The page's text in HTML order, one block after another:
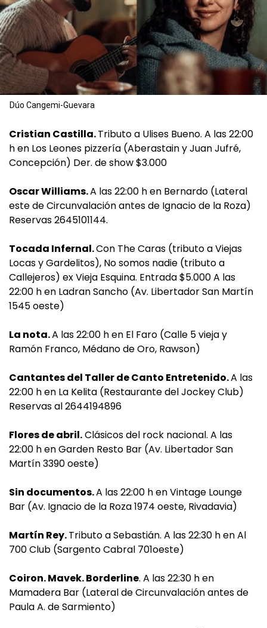
Dúo Cangemi-Guevara
Cristian Castilla.Tributo a Ulises Bueno. A las 22:00
h en Los Leones pizzería (Aberastain y Juan Jufré,
Concepción) Der. de show $3.000
Oscar Williams.A las 22:00 h en Bernardo (Lateral
este de Circunvalación antes de Ignacio de la Roza)
Reservas 2645101144.
Tocada Infernal.Con The Caras (tributo a Viejas
Locas y Gardelitos), No somos nadie (tributo a
Callejeros) ex Vieja Esquina. Entrada $5.000 A las
22:00 h en Ladran Sancho (Av. Libertador San Martín
1545 oeste)
La nota.A las 22:00 h en El Faro (Calle 5 vieja y
Ramón Franco, Médano de Oro, Rawson)
Cantantes del Taller de Canto Entretenido.A las
22:00 h en La Kelita (Restaurante del Jockey Club)
Reservas al 2644194896
Flores de abril.Clásicos del rock nacional. A las
22:00 h en Garden Resto Bar (Av. Libertador San
Martín 3390 oeste)
Sin documentos.A las 22:00 h en Vintage Lounge
Bar (Av. Ignacio de la Roza 1974 oeste, Rivadavia)
Martín Rey.Tributo a Sebastián. A las 22:30 h en Al
700 Club (Sargento Cabral 701oeste)
Coiron. Mavek. Borderline. A las 22:30 h en
Mamadera Bar (Lateral de Circunvalación antes de
Paula A. de Sarmiento)